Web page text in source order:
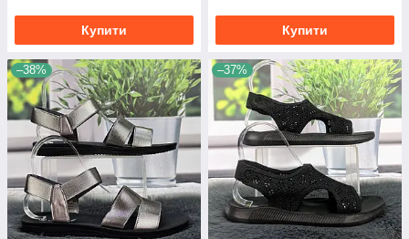
Купити Купити
–38% –37%